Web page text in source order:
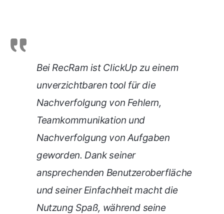
Bei RecRam ist ClickUp zu einem
unverzichtbaren tool für die
Nachverfolgung von Fehlern,
Teamkommunikation und
Nachverfolgung von Aufgaben
geworden. Dank seiner
ansprechenden Benutzeroberfläche
und seiner Einfachheit macht die
Nutzung Spaß, während seine